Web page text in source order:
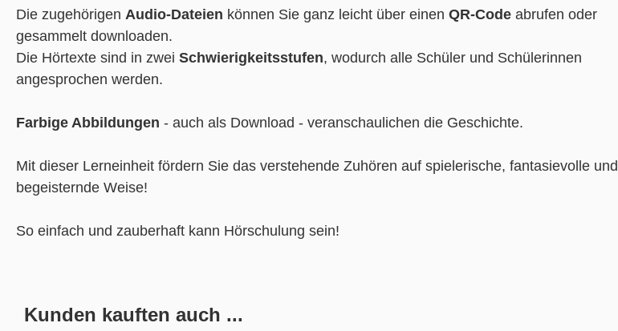
Die zugehörigen Audio-Dateien können Sie ganz leicht über einen QR-Code abrufen oder
gesammelt downloaden.
Die Hörtexte sind in zwei Schwierigkeitsstufen, wodurch alle Schüler und Schülerinnen
angesprochen werden.
Farbige Abbildungen - auch als Download - veranschaulichen die Geschichte.
Mit dieser Lerneinheit fördern Sie das verstehende Zuhören auf spielerische, fantasievolle und
begeisternde Weise!
So einfach und zauberhaft kann Hörschulung sein!
Kunden kauften auch ...